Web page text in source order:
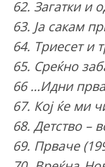
62. Загатки и
63. Ја сакам
64. Триесет и
65. Среќно
66 …Идни
67. Кој ќе ми
68. Детство –
69. Прваче